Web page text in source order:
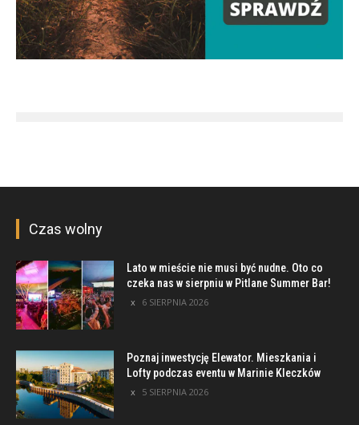
Czas wolny
Lato w mieście nie musi być nudne. Oto co
czeka nas w sierpniu w Pitlane Summer Bar!
6 SIERPNIA 2026
Poznaj inwestycję Elewator. Mieszkania i
Lofty podczas eventu w Marinie Kleczków
5 SIERPNIA 2026